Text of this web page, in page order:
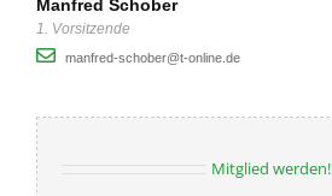
Manfred Schober
1. Vorsitzende
manfred-schober@t-online.de
Mitglied werden!